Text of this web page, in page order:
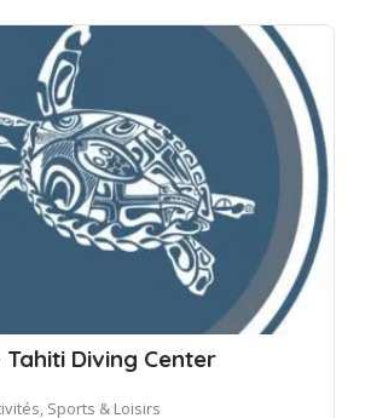
Tahiti Diving Center
Sports & Loisirs